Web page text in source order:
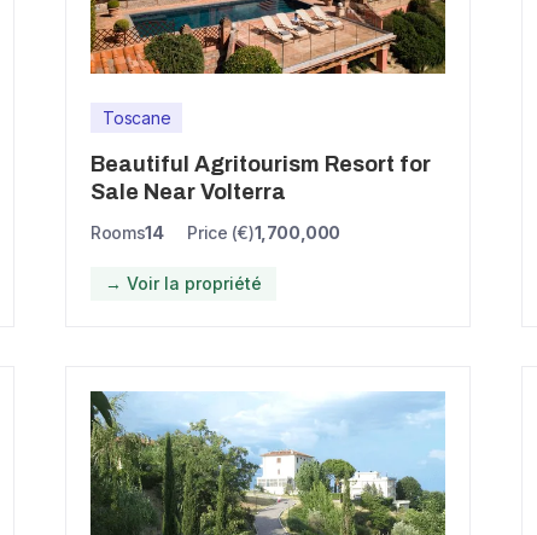
Toscane
Beautiful Agritourism Resort for
Sale Near Volterra
Rooms14 Price (€)1,700,000
→ Voir la propriété